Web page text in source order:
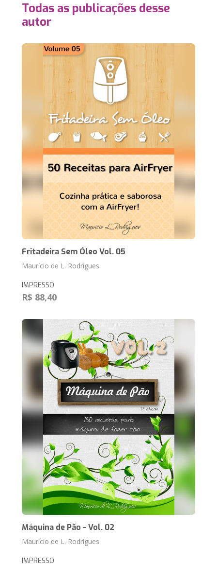
Todas as publicações desse
autor
Fritadeira Sem Óleo Vol. 05
Maurício de L. Rodrigues
IMPRESSO
R$ 88,40
Máquina de Pão - Vol. 02
Maurício de L. Rodrigues
IMPRESSO